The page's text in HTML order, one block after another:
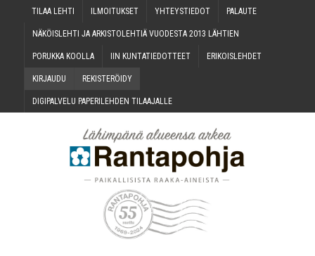
TILAA LEH­TI ILMOI­TUK­SET YHTEYS­TIE­DOT PALAU­TE
NÄKÖIS­LEH­TI JA ARKIS­TO­LEH­TIÄ VUO­DES­TA 2013 LÄHTIEN
PORUK­KA KOOLLA IIN KUN­TA­TIE­DOT­TEET ERI­KOIS­LEH­DET
KIR­JAU­DU REKIS­TE­RÖI­DY
DIGI­PAL­VE­LU PAPE­RI­LEH­DEN TILAAJALLE